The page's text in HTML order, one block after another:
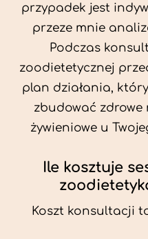
przypadek jest
przeze mnie
Podczas
zoodietetycznej
plan działania,
zbudować zdrowe
żywieniowe u
Ile kosztuje
Koszt konsultacji to